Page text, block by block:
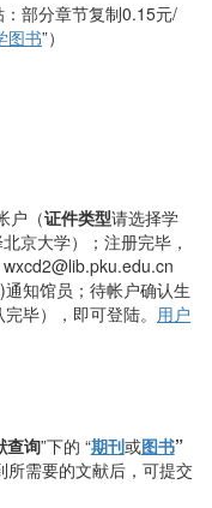
部分章节复制0.15元/
图书”）
户（证件类型请选择学
京大学）；注册完毕，
知馆员；待帐户确认生
毕），即可登陆。 用户
查询”下的 “期刊或图书”
所需要的文献后，可提交